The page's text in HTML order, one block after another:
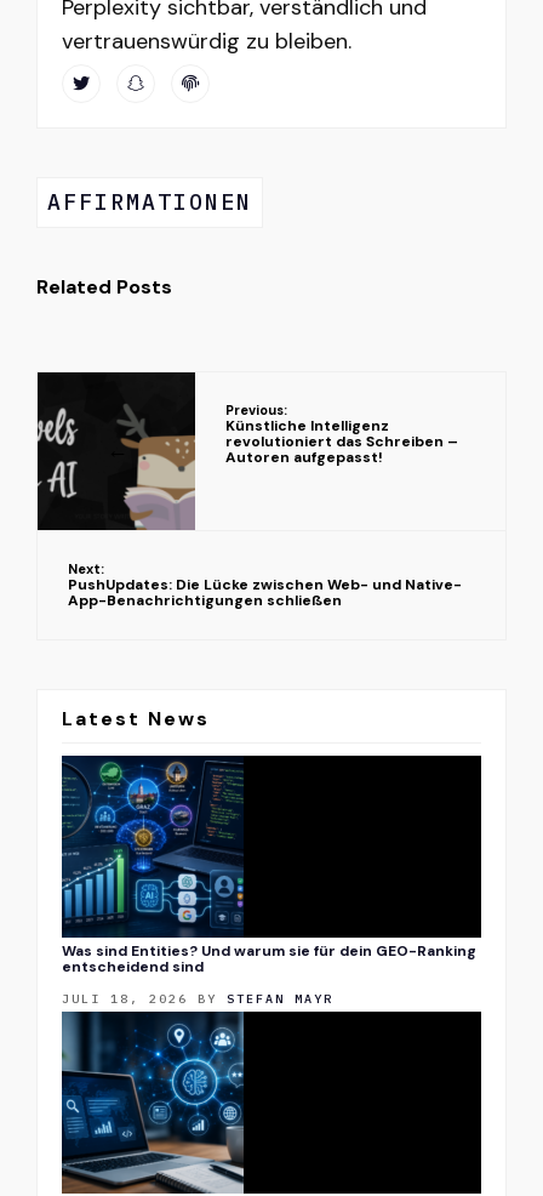
Perplexity sichtbar, verständlich und
vertrauenswürdig zu bleiben.
AFFIRMATIONEN
Related Posts
←
Previous:
Künstliche Intelligenz
revolutioniert das Schreiben –
Autoren aufgepasst!
Next:
PushUpdates: Die Lücke zwischen Web- und Native-
App-Benachrichtigungen schließen
Latest News
Was sind Entities? Und warum sie für dein GEO-Ranking
entscheidend sind
JULI 18, 2026 BY STEFAN MAYR